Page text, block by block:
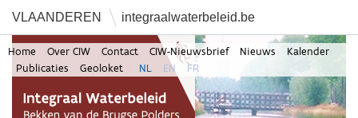
VLAANDEREN integraalwaterbeleid.be
Home Over CIW Contact CIW-Nieuwsbrief Nieuws
Kalender
Publicaties
Geoloket NL EN FR